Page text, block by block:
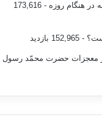
در هنگام روزه
- 173,616
- 152,965 بازدید
معجزات حضرت محمّد رسول